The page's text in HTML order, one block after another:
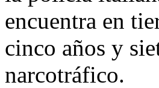
encuentra en
cinco años y
narcotráfico.